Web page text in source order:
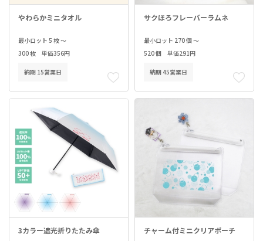
やわらかミニタオル
最小ロット 5 枚 ～
300 枚 単価356円
納期 15営業日
サクほろフレーバーラムネ
最小ロット 270 個 ～
520 個 単価291円
納期 45営業日
3カラー遮光折りたたみ傘 チャーム付ミニクリアポーチ